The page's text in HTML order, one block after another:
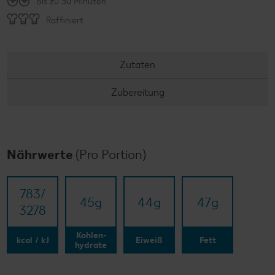
Raffiniert
Zutaten
Zubereitung
Nährwerte (Pro Portion)
783/​
3278
kcal / kJ
45g
Kohlen-
hydrate
44g
Eiweiß
47g
Fett